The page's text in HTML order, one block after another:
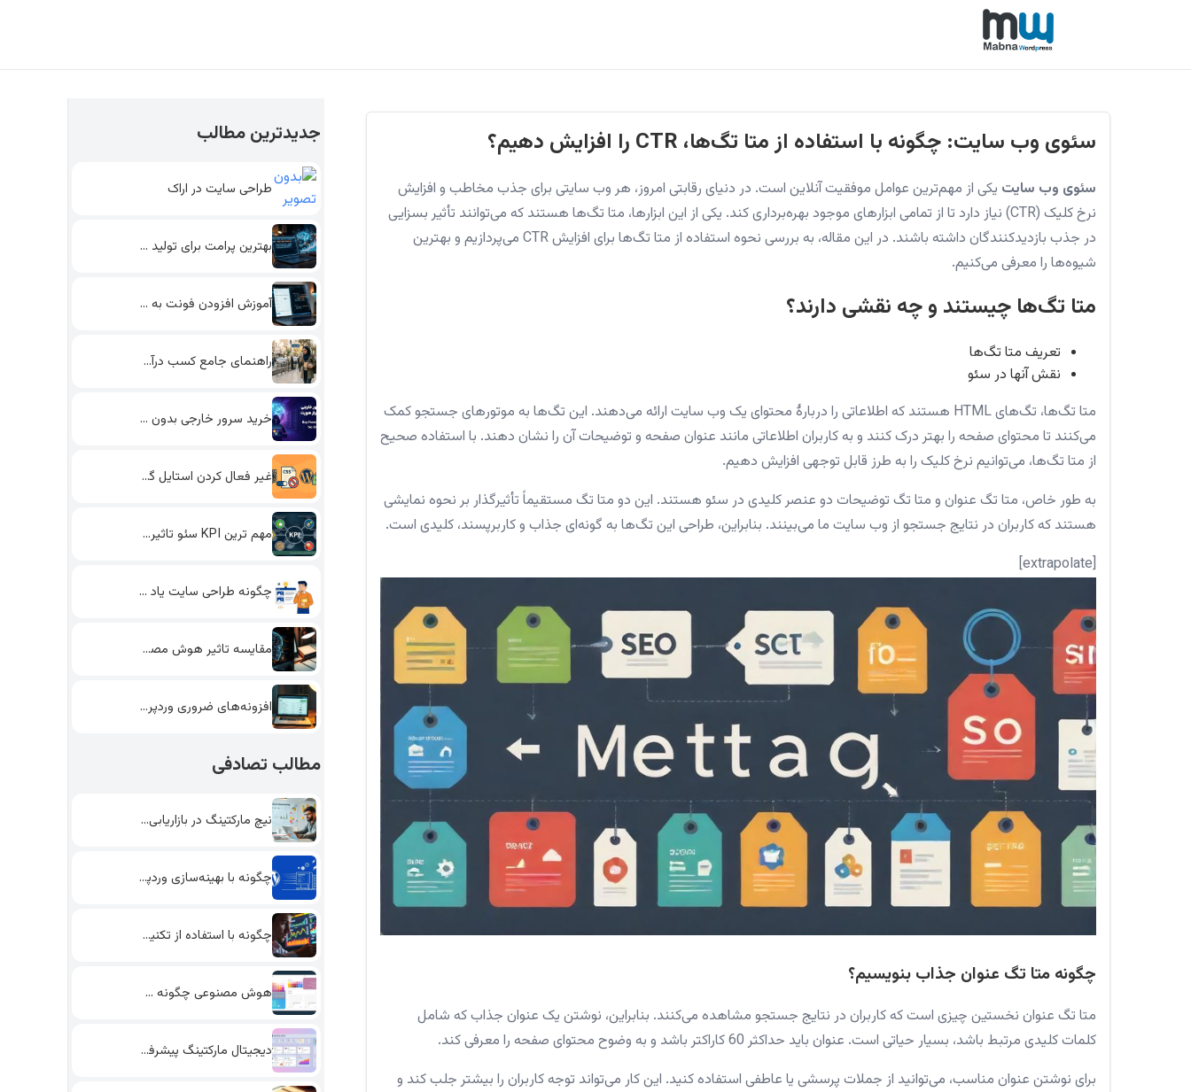
سئوی وب سایت: چگونه با استفاده از متا تگ‌ها، CTR را افزایش دهیم؟
سئوی وب سایت یکی از مهم‌ترین عوامل موفقیت آنلاین است. در دنیای رقابتی امروز، هر وب سایتی برای جذب مخاطب و افزایش
نرخ کلیک (CTR) نیاز دارد تا از تمامی ابزارهای موجود بهره‌برداری کند. یکی از این ابزارها، متا تگ‌ها هستند که می‌توانند تأثیر بسزایی
در جذب بازدیدکنندگان داشته باشند. در این مقاله، به بررسی نحوه استفاده از متا تگ‌ها برای افزایش CTR می‌پردازیم و بهترین
شیوه‌ها را معرفی می‌کنیم.
متا تگ‌ها چیستند و چه نقشی دارند؟
تعریف متا تگ‌ها
نقش آنها در سئو
متا تگ‌ها، تگ‌های HTML هستند که اطلاعاتی را دربارهٔ محتوای یک وب سایت ارائه می‌دهند. این تگ‌ها به موتورهای جستجو کمک
می‌کنند تا محتوای صفحه را بهتر درک کنند و به کاربران اطلاعاتی مانند عنوان صفحه و توضیحات آن را نشان دهند. با استفاده صحیح
از متا تگ‌ها، می‌توانیم نرخ کلیک را به طرز قابل توجهی افزایش دهیم.
به طور خاص، متا تگ عنوان و متا تگ توضیحات دو عنصر کلیدی در سئو هستند. این دو متا تگ مستقیماً تأثیرگذار بر نحوه نمایشی
هستند که کاربران در نتایج جستجو از وب سایت ما می‌بینند. بنابراین، طراحی این تگ‌ها به گونه‌ای جذاب و کاربرپسند، کلیدی است.
[extrapolate]
چگونه متا تگ عنوان جذاب بنویسیم؟
متا تگ عنوان نخستین چیزی است که کاربران در نتایج جستجو مشاهده می‌کنند. بنابراین، نوشتن یک عنوان جذاب که شامل
کلمات کلیدی مرتبط باشد، بسیار حیاتی است. عنوان باید حداکثر 60 کاراکتر باشد و به وضوح محتوای صفحه را معرفی کند.
برای نوشتن عنوان مناسب، می‌توانید از جملات پرسشی یا عاطفی استفاده کنید. این کار می‌تواند توجه کاربران را بیشتر جلب کند و
جدیدترین مطالب
طراحی سایت در اراک
بهترین پرامت برای تولید محتوای…
آموزش افزودن فونت به وردپرس…
راهنمای جامع کسب درآمد پاره…
خرید سرور خارجی بدون احراز…
غیر فعال کردن استایل گوتنبرگ…
مهم ترین KPI سئو تاثیرگذار…
چگونه طراحی سایت یاد بگیریم؟…
مقایسه تاثیر هوش مصنوعی و…
افزونه‌های ضروری وردپرس: انتخاب بهترین‌ها…
مطالب تصادفی
نیچ مارکتینگ در بازاریابی اینترنتی:…
چگونه با بهینه‌سازی وردپرس، سرعت…
چگونه با استفاده از تکنیک‌های…
هوش مصنوعی چگونه طراحی و…
دیجیتال مارکتینگ پیشرفته: چگونه با…